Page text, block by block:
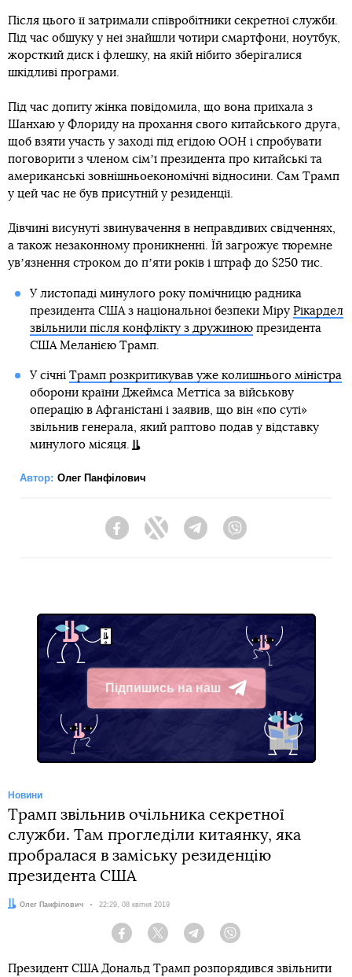
Після цього її затримали співробітники секретної служби.
Під час обшуку у неї знайшли чотири смартфони, ноутбук,
жорсткий диск і флешку, на якій нібито зберігалися
шкідливі програми.
Під час допиту жінка повідомила, що вона приїхала з
Шанхаю у Флориду на прохання свого китайського друга,
щоб взяти участь у заході під егідою ООН і спробувати
поговорити з членом сімʼї президента про китайські та
американські зовнішньоекономічні відносини. Сам Трамп
у цей час не був присутній у резиденції.
Дівчині висунуті звинувачення в неправдивих свідченнях,
а також незаконному проникненні. Їй загрожує тюремне
увʼязнення строком до пʼяти років і штраф до $250 тис.
У листопаді минулого року помічницю радника
президента США з національної безпеки Міру Рікардел
звільнили після конфлікту з дружиноюпрезидента
США Меланією Трамп.
У січні Трамп розкритикував уже колишнього міністра
оборони країни Джеймса Меттіса за військову
операцію в Афганістані і заявив, що він «по суті»
звільнив генерала, який раптово подав у відставку
минулого місяця.
Автор: Олег Панфілович
FacebookTwitter Telegram
Підпишись на наш
Telegram
Новини
Трамп звільнив очільника секретної
служби. Там прогледіли китаянку, яка
пробралася в заміську резиденцію
президента США
Автор:
Олег Панфілович Дата:
22:29, 08 квітня 2019
Facebook Twitter Telegram
Президент США Дональд Трамп розпорядився звільнити